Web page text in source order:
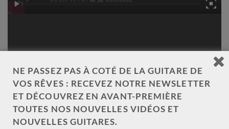
NE PASSEZ PAS À COTÉ DE LA GUITARE DE
VOS RÊVES : RECEVEZ NOTRE NEWSLETTER
ET DÉCOUVREZ EN AVANT-PREMIÈRE
TOUTES NOS NOUVELLES VIDÉOS ET
NOUVELLES GUITARES.